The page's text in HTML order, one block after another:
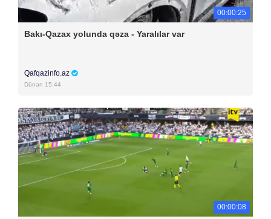
00:00:25
Bakı-Qazax yolunda qəza - Yaralılar var
Qafqazinfo.az
Dünən 15:44
00:00:08